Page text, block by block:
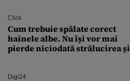
Click
Cum trebuie spălate corect
hainele albe. Nu își vor mai
pierde niciodată strălucirea și
Digi24